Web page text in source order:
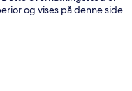
og vises på denne side